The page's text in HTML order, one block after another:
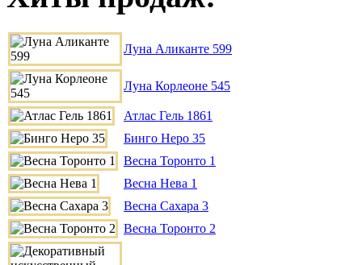
Луна Аликанте 599
Луна Корлеоне 545
Атлас Гель 1861
Бинго Неро 35
Весна Торонто 1
Весна Нева 1
Весна Сахара 3
Весна Торонто 2